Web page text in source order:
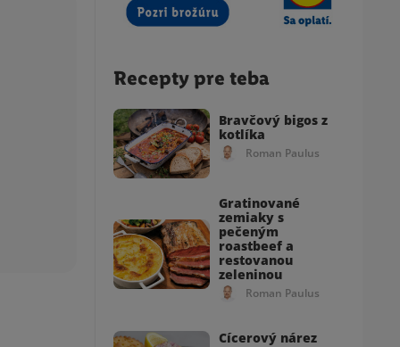
Recepty pre teba
Bravčový bigos z
kotlíka
Roman Paulus
Gratinované
zemiaky s
pečeným
roastbeef a
restovanou
zeleninou
Roman Paulus
Cícerový nárez